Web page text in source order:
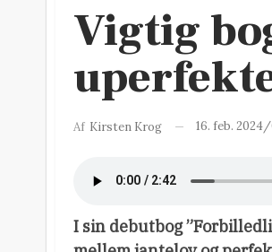
Vigtig
Af Kirsten Krog 16. feb.
I sin debutbog